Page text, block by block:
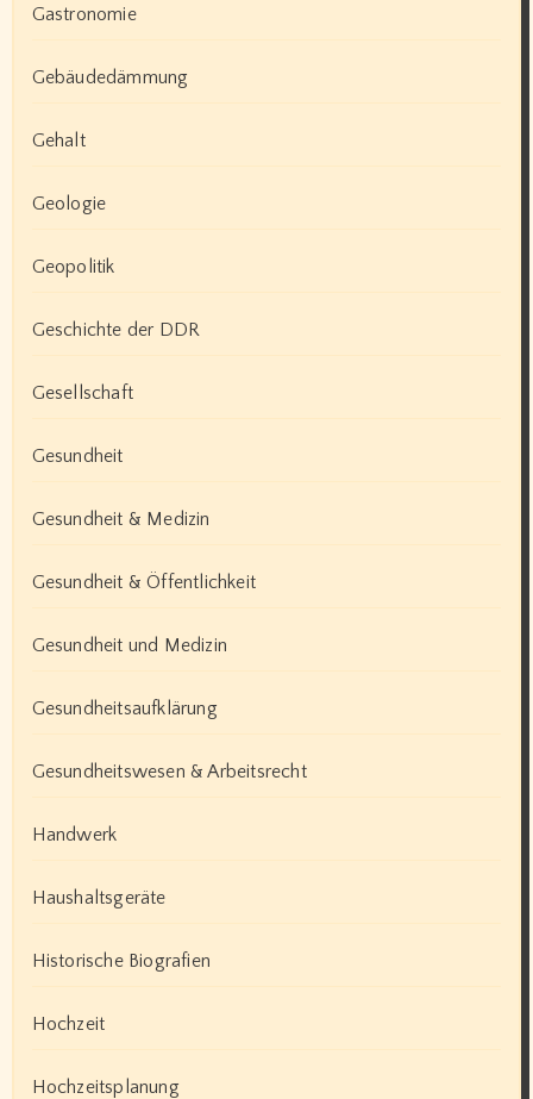
Gastronomie
Gebäudedämmung
Gehalt
Geologie
Geopolitik
Geschichte der DDR
Gesellschaft
Gesundheit
Gesundheit & Medizin
Gesundheit & Öffentlichkeit
Gesundheit und Medizin
Gesundheitsaufklärung
Gesundheitswesen & Arbeitsrecht
Handwerk
Haushaltsgeräte
Historische Biografien
Hochzeit
Hochzeitsplanung